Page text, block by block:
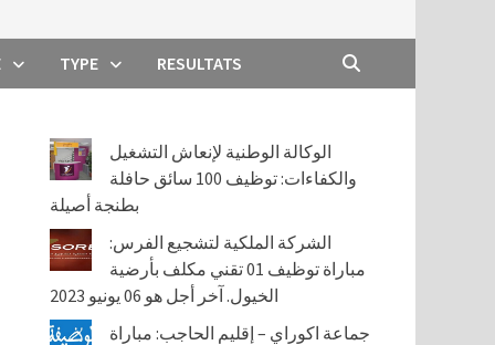
TYPE RESULTATS
الوكالة الوطنية لإنعاش التشغيل
والكفاءات: توظيف 100 سائق حافلة
بطنجة أصيلة
الشركة الملكية لتشجيع الفرس:
مباراة توظيف 01 تقني مكلف بأرضية
الخيول. آخر أجل هو 06 يونيو 2023
جماعة اكوراي – إقليم الحاجب: مباراة